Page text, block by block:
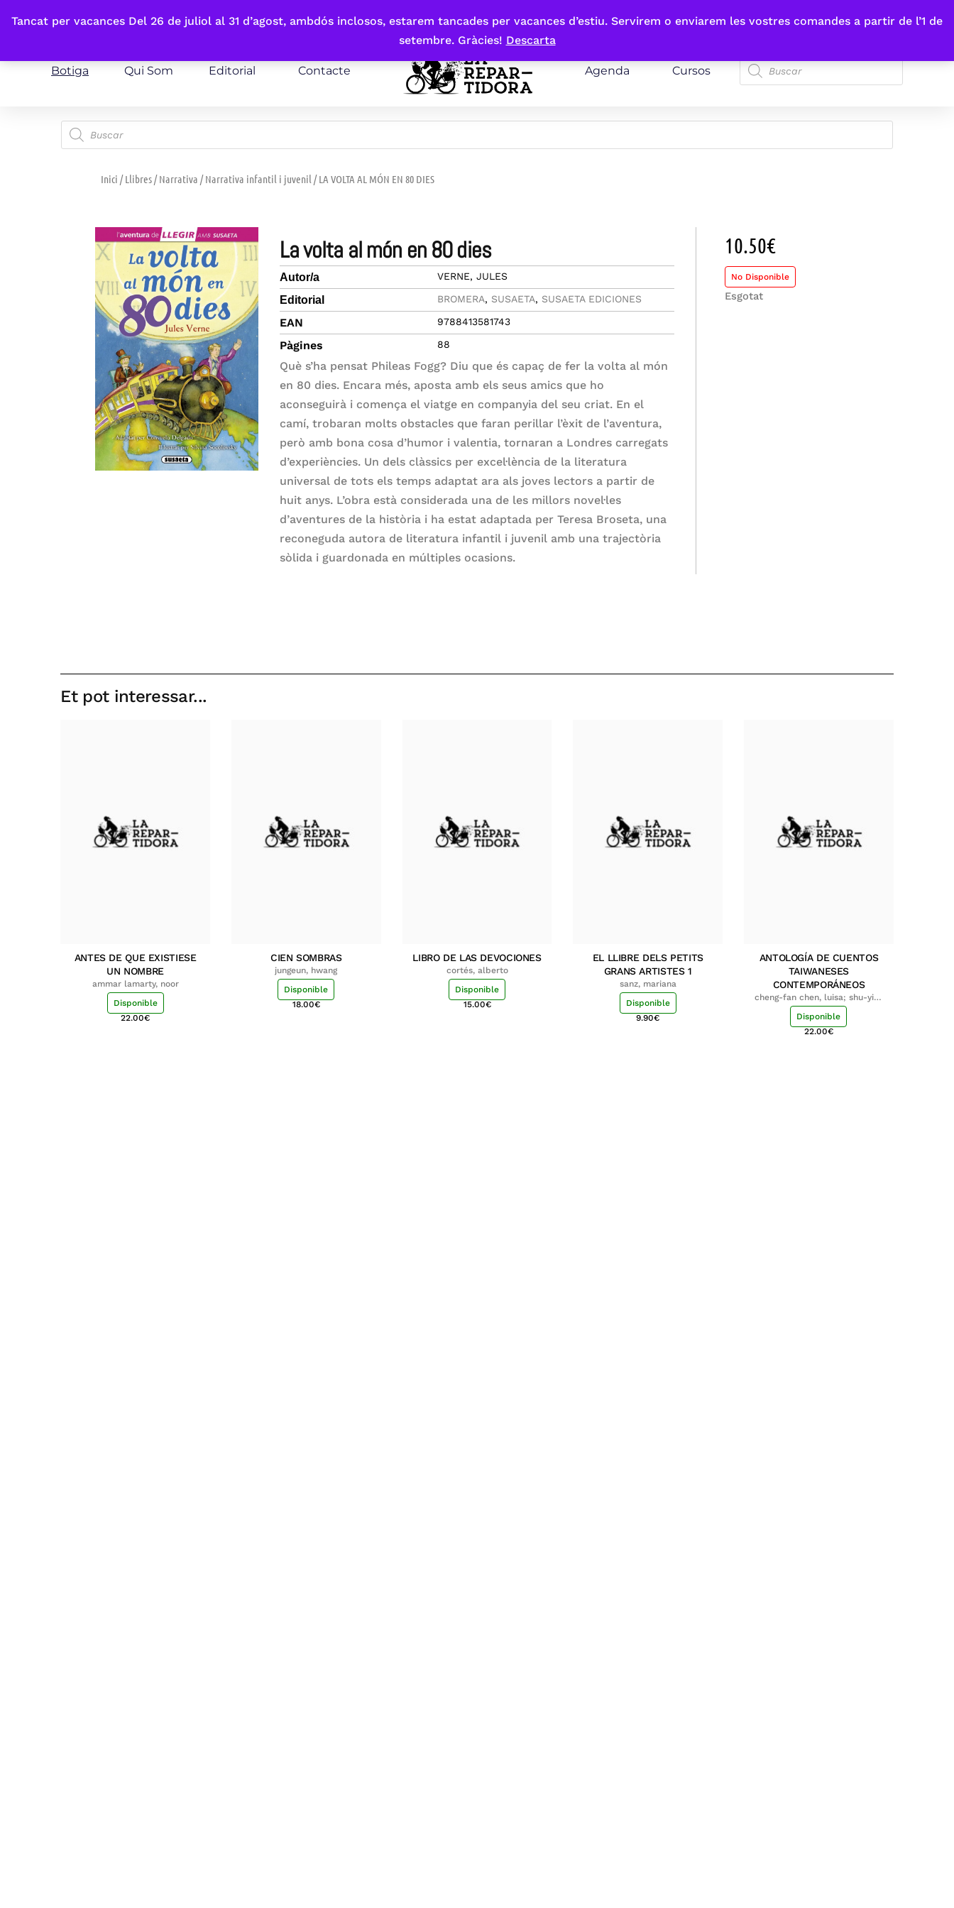
Tancat per vacances Del 26 de juliol al 31 d’agost, ambdós inclosos, estarem tancades per vacances d’estiu. Servirem o enviarem les vostres comandes a partir de l’1 de
setembre. Gràcies! Descarta
Fes-te'n sòcia
Botiga Qui Som Editorial Contacte Agenda Cursos
Inici /Llibres/Narrativa /Narrativa infantil i juvenil / LA VOLTA AL MÓN EN 80 DIES
la volta al món en 80 dies
Autor/a VERNE, JULES
Editorial BROMERA, SUSAETA, SUSAETA EDICIONES
EAN 9788413581743
Pàgines 88
Què s’ha pensat Phileas Fogg? Diu que és capaç de fer la volta al món
en 80 dies. Encara més, aposta amb els seus amics que ho
aconseguirà i comença el viatge en companyia del seu criat. En el
camí, trobaran molts obstacles que faran perillar l’èxit de l’aventura,
però amb bona cosa d’humor i valentia, tornaran a Londres carregats
d’experiències. Un dels clàssics per excel·lència de la literatura
universal de tots els temps adaptat ara als joves lectors a partir de
huit anys. L’obra està considerada una de les millors novel·les
d’aventures de la història i ha estat adaptada per Teresa Broseta, una
reconeguda autora de literatura infantil i juvenil amb una trajectòria
sòlida i guardonada en múltiples ocasions.
10.50€
No Disponible
Esgotat
Et pot interessar...
ANTES DE QUE EXISTIESE
UN NOMBRE
ammar lamarty, noor
Disponible
22.00€
CIEN SOMBRAS
jungeun, hwang
Disponible
18.00€
LIBRO DE LAS DEVOCIONES
cortés, alberto
Disponible
15.00€
EL LLIBRE DELS PETITS
GRANS ARTISTES 1
sanz, mariana
Disponible
9.90€
ANTOLOGÍA DE CUENTOS
TAIWANESES
CONTEMPORÁNEOS
cheng-fan chen, luisa; shu-ying
chang, luisa
Disponible
22.00€